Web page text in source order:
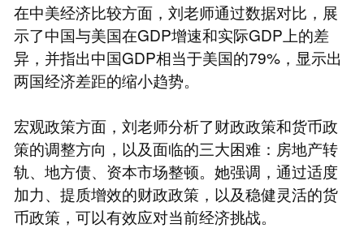
在中美经济比较方面，刘老师通过数据对比，展
示了中国与美国在GDP增速和实际GDP上的差
异，并指出中国GDP相当于美国的79%，显示出
两国经济差距的缩小趋势。
宏观政策方面，刘老师分析了财政政策和货币政
策的调整方向，以及面临的三大困难：房地产转
轨、地方债、资本市场整顿。她强调，通过适度
加力、提质增效的财政政策，以及稳健灵活的货
币政策，可以有效应对当前经济挑战。